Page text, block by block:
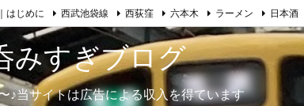
みすぎブログ
♪当サイトは広告による収入を得ています
はじめに 西武池袋線 西荻窪 六本木 ラーメン 日本酒